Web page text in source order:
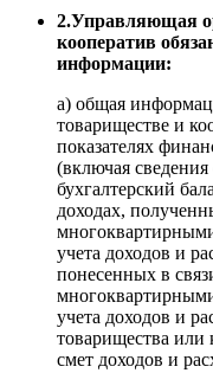
2.Управляющая
кооператив
информации:
а) общая
товариществе и
показателях
(включая сведения
бухгалтерский
доходах,
учета доходов и
понесенных в
учета доходов и
товарищества или
смет доходов и